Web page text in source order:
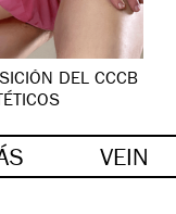
DEL CCCB
VEIN